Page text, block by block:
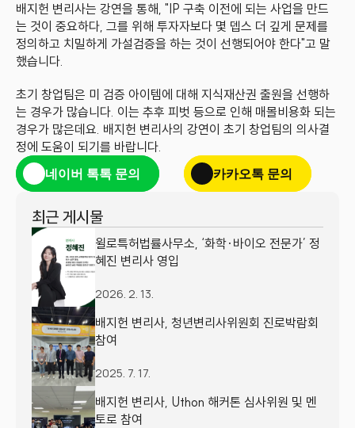
배지헌 변리사는 강연을 통해, "IP 구축 이전에 되는 사업을 만드
는 것이 중요하다, 그를 위해 투자자보다 몇 뎁스 더 깊게 문제를
정의하고 치밀하게 가설검증을 하는 것이 선행되어야 한다"고 말
했습니다.
초기 창업팀은 미 검증 아이템에 대해 지식재산권 출원을 선행하
는 경우가 많습니다. 이는 추후 피벗 등으로 인해 매몰비용화 되는
경우가 많은데요. 배지헌 변리사의 강연이 초기 창업팀의 의사결
정에 도움이 되기를 바랍니다.
네이버 톡톡 문의
카카오톡 문의
최근 게시물
윌로특허법률사무소, ‘화학·바이오 전문가’ 정
혜진 변리사 영입
2026. 2. 13.
배지헌 변리사, 청년변리사위원회 진로박람회
참여
2025. 7. 17.
배지헌 변리사, Uthon 해커톤 심사위원 및 멘
토로 참여